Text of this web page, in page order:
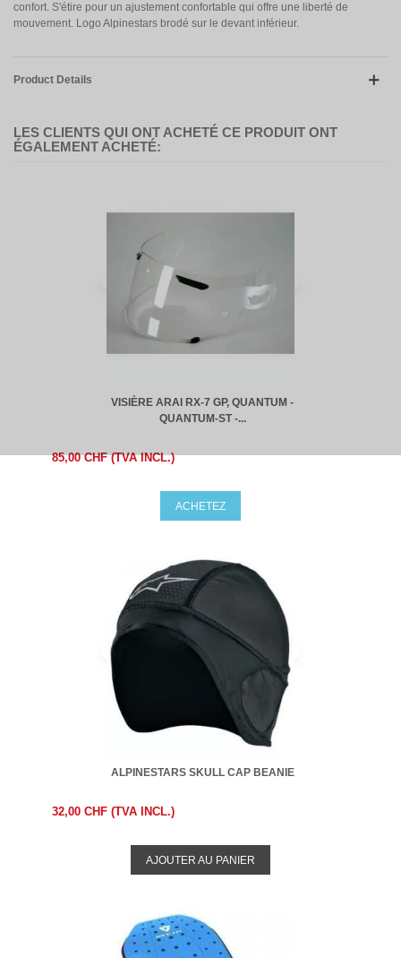
confort. S'étire pour un ajustement confortable qui offre une liberté de
mouvement. Logo Alpinestars brodé sur le devant inférieur.
Product Details
LES CLIENTS QUI ONT ACHETÉ CE PRODUIT ONT
ÉGALEMENT ACHETÉ:
VISIÈRE ARAI RX-7 GP, QUANTUM -
QUANTUM-ST -...
85,00 CHF (TVA INCL.)
ACHETEZ
ALPINESTARS SKULL CAP BEANIE
32,00 CHF (TVA INCL.)
AJOUTER AU PANIER